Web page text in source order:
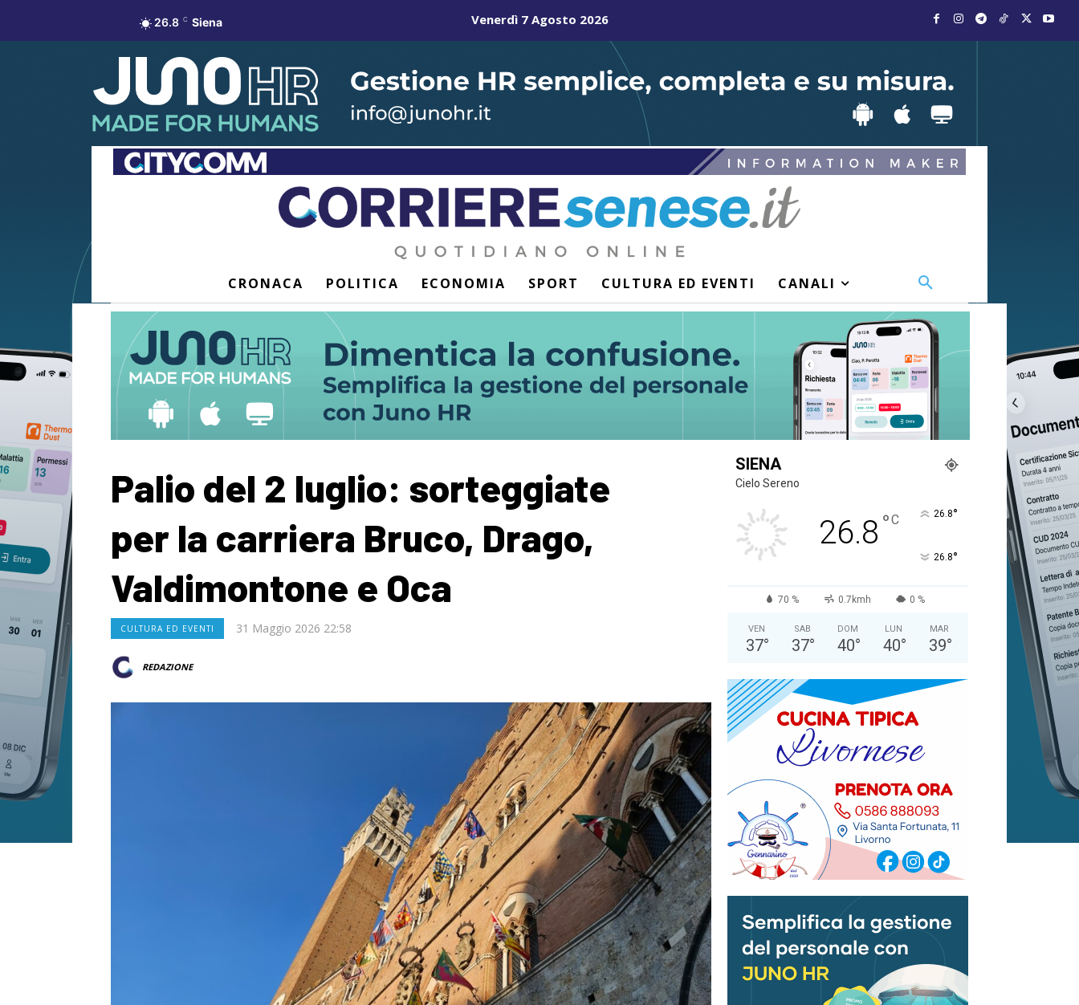
26.8 C Siena Venerdì 7 Agosto 2026
CRONACA POLITICA ECONOMIA SPORT CULTURA ED EVENTI CANALI
Palio del 2 luglio: sorteggiate
per la carriera Bruco, Drago,
Valdimontone e Oca
CULTURA ED EVENTI 31 Maggio 2026 22:58
REDAZIONE
SIENA
Cielo Sereno
26.8 °C 26.8°
26.8°
70 % 0.7kmh 0 %
VEN
37°
SAB
37°
DOM
40°
LUN
40°
MAR
39°